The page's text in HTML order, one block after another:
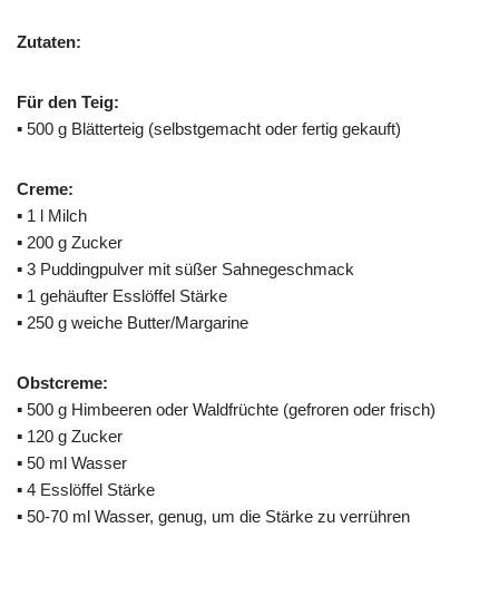
Zutaten:
Für den Teig:
▪ 500 g Blätterteig (selbstgemacht oder fertig gekauft)
Creme:
▪ 1 l Milch
▪ 200 g Zucker
▪ 3 Puddingpulver mit süßer Sahnegeschmack
▪ 1 gehäufter Esslöffel Stärke
▪ 250 g weiche Butter/Margarine
Obstcreme:
▪ 500 g Himbeeren oder Waldfrüchte (gefroren oder frisch)
▪ 120 g Zucker
▪ 50 ml Wasser
▪ 4 Esslöffel Stärke
▪ 50-70 ml Wasser, genug, um die Stärke zu verrühren